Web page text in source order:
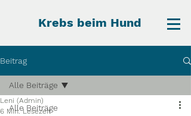
Krebs beim Hund
Beitrag
Alle Beiträge
Alle Beiträge
Leni (Admin)
6 Min. Lesezeit